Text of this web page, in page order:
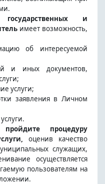
и
имеет возможность,
об интересуемой
и иных документов,
услуги;
заявления в Личном
пройдите процедуру
оценив качество
служащих,
осуществляется
пользователям на